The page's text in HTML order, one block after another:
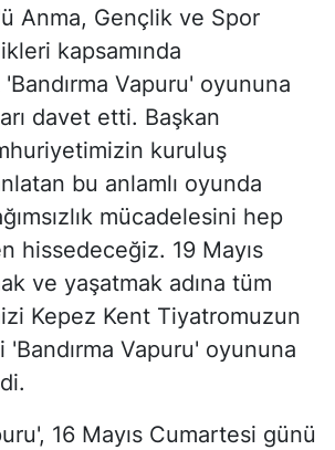
Anma, Gençlik ve Spor
kapsamında
Vapuru' oyununa
davet etti. Başkan
kuruluş
bu anlamlı oyunda
mücadelesini hep
hissedeceğiz. 19 Mayıs
ve yaşatmak adına tüm
Kepez Kent Tiyatromuzun
Vapuru' oyununa
16 Mayıs Cumartesi günü